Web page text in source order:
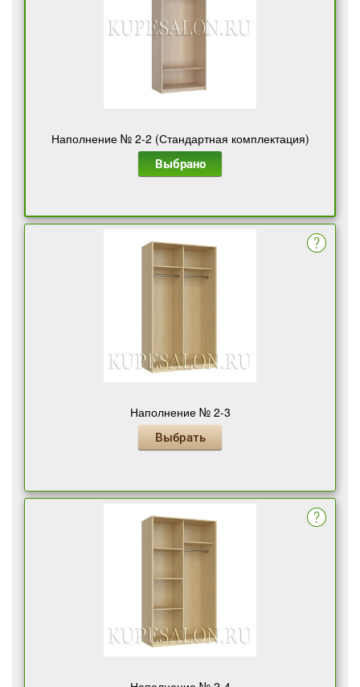
Наполнение № 2-2 (Стандартная комплектация)
Выбрано
Наполнение № 2-3
Выбрать